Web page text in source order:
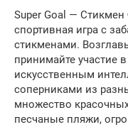
Super Goal —
спортивная игра с
стикменами.
принимайте участие
искусственным
соперниками из
множество
песчаные пляжи,